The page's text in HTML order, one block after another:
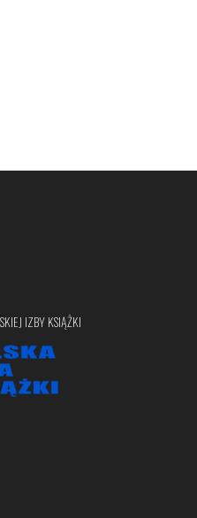
IZBY KSIĄŻKI